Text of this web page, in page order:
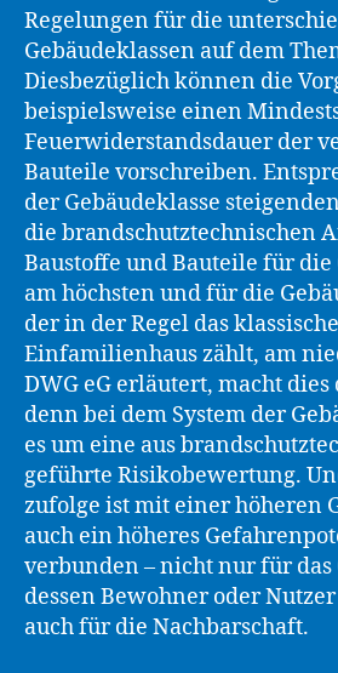
Regelungen für die
Gebäudeklassen auf dem
Diesbezüglich können die
beispielsweise einen
Feuerwiderstandsdauer der
Bauteile vorschreiben.
der Gebäudeklasse
die brandschutztechnischen
Baustoffe und Bauteile für die
am höchsten und für die
der in der Regel das
Einfamilienhaus zählt, am
DWG eG erläutert, macht
denn bei dem System der
es um eine aus
geführte Risikobewertung.
zufolge ist mit einer höheren
auch ein höheres
verbunden – nicht nur für das
dessen Bewohner oder
auch für die Nachbarschaft.